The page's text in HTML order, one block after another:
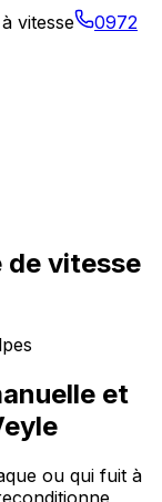
vitesse
0972
de vitesse
et
ou qui fuit à